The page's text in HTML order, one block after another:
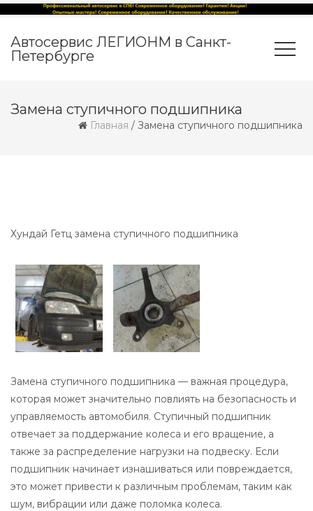
Автосервис ЛЕГИОНМ в Санкт-
Петербурге
Замена ступичного подшипника
Главная / Замена ступичного подшипника
Хундай Гетц замена ступичного подшипника
Замена ступичного подшипника — важная процедура,
которая может значительно повлиять на безопасность и
управляемость автомобиля. Ступичный подшипник
отвечает за поддержание колеса и его вращение, а
также за распределение нагрузки на подвеску. Если
подшипник начинает изнашиваться или повреждается,
это может привести к различным проблемам, таким как
шум, вибрации или даже поломка колеса.